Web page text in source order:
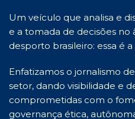
Um veículo que analisa e
e a tomada de decisões
desporto brasileiro: essa é
Enfatizamos o jornalismo
setor, dando visibilidade e
comprometidas com o
governança ética,